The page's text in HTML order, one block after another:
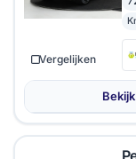
Vergelijken